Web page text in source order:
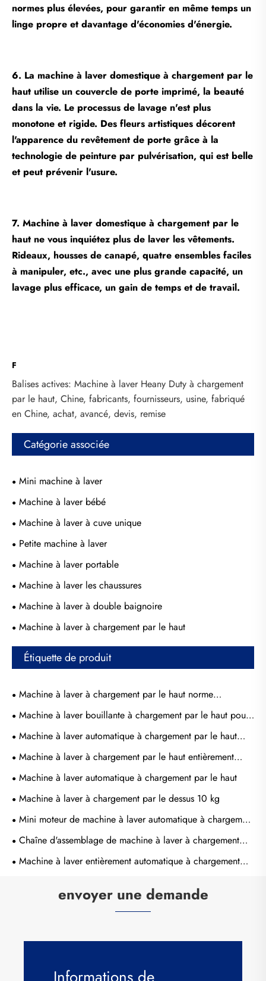
normes plus élevées, pour garantir en même temps un
linge propre et davantage d'économies d'énergie.
6. La machine à laver domestique à chargement par le
haut utilise un couvercle de porte imprimé, la beauté
dans la vie. Le processus de lavage n'est plus
monotone et rigide. Des fleurs artistiques décorent
l'apparence du revêtement de porte grâce à la
technologie de peinture par pulvérisation, qui est belle
et peut prévenir l'usure.
7. Machine à laver domestique à chargement par le
haut ne vous inquiétez plus de laver les vêtements.
Rideaux, housses de canapé, quatre ensembles faciles
à manipuler, etc., avec une plus grande capacité, un
lavage plus efficace, un gain de temps et de travail.
F
Balises actives: Machine à laver Heany Duty à chargement
par le haut, Chine, fabricants, fournisseurs, usine, fabriqué
en Chine, achat, avancé, devis, remise
Catégorie associée
Mini machine à laver
Machine à laver bébé
Machine à laver à cuve unique
Petite machine à laver
Machine à laver portable
Machine à laver les chaussures
Machine à laver à double baignoire
Machine à laver à chargement par le haut
Étiquette de produit
Machine à laver à chargement par le haut norme
européenne universelle
Machine à laver bouillante à chargement par le haut pour
bébé
Machine à laver automatique à chargement par le haut
pour bébé
Machine à laver à chargement par le haut entièrement
automatique de 10 kg pour le ménage
Machine à laver automatique à chargement par le haut
Machine à laver à chargement par le dessus 10 kg
Mini moteur de machine à laver automatique à chargement
par le haut pour ménage
Chaîne d'assemblage de machine à laver à chargement
par le haut
Machine à laver entièrement automatique à chargement
envoyer une demande